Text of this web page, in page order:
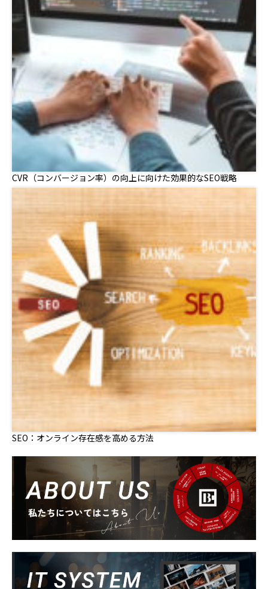
CVR（コンバージョン率）の向上に向けた効果的なSEO戦略
SEO：オンライン存在感を高める方法
About Us